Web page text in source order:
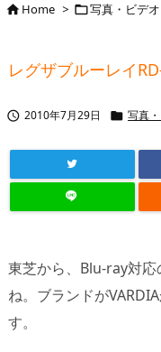
Home > 写真・ビデオ
レグザブルーレイ
 2010年7月29日  写真
東芝から、Blu-ray対応
ね。ブランドが
す。